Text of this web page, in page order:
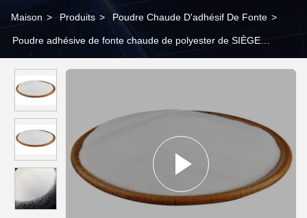
Maison > Produits > Poudre Chaude D'adhésif De Fonte >
Poudre adhésive de fonte chaude de polyester de SIÈGE
chaleur de tissu